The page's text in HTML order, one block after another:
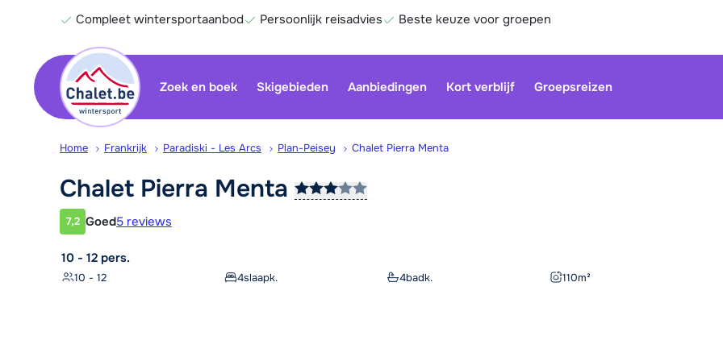
Compleet wintersportaanbod Persoonlijk reisadvies Beste keuze voor groepen
Zoek en boek Skigebieden Aanbiedingen Kort verblijf Groepsreizen
Home Frankrijk Paradiski - Les Arcs Plan-Peisey Chalet Pierra Menta
Chalet Pierra Menta
Klantwaardering
7,2 Goed5 reviews
10 - 12 pers.
10 - 12 4slaapk. 4badk. 110m²